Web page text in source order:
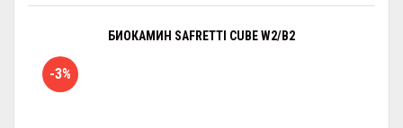
БИОКАМИН SAFRETTI CUBE W2/B2
-3%